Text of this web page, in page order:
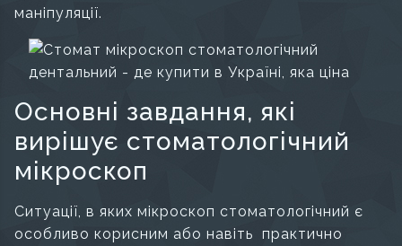
маніпуляції.
Основні завдання, які
вирішує стоматологічний
мікроскоп
Ситуації, в яких мікроскоп стоматологічний є
особливо корисним або навіть практично